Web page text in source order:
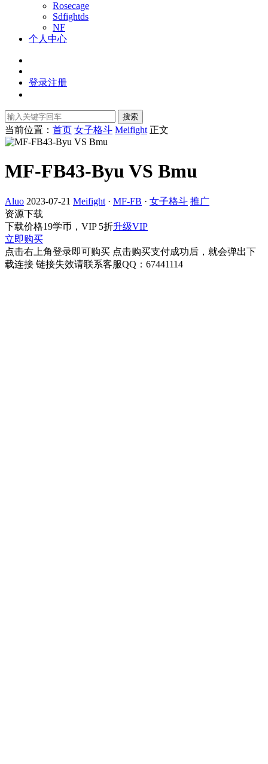
Rosecage
Sdfightds
NF
个人中心
登录注册
搜索
当前位置： 首页 女子格斗 Meifight 正文
MF-FB43-Byu VS Bmu
Aluo 2023-07-21 Meifight · MF-FB · 女子格斗 推广
资源下载
下载价格19学币，VIP 5折升级VIP
立即购买
点击右上角登录即可购买 点击购买支付成功后，就会弹出下
载连接 链接失效请联系客服QQ：67441114